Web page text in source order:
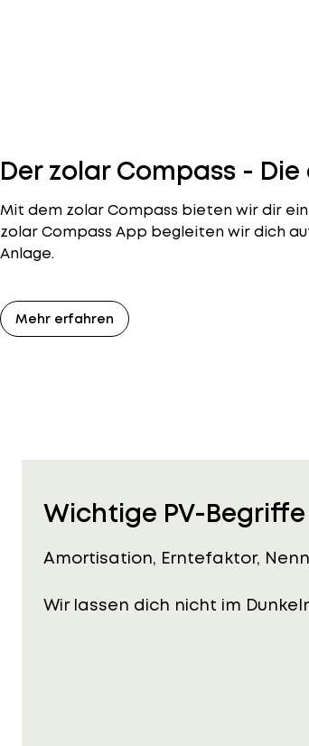
Der zolar Compass -
Mit dem zolar Compass bieten wir dir
zolar Compass App begleiten wir dich
Anlage.
Mehr erfahren
Wichtige PV-
Amortisation, Erntefaktor,
Wir lassen dich nicht im